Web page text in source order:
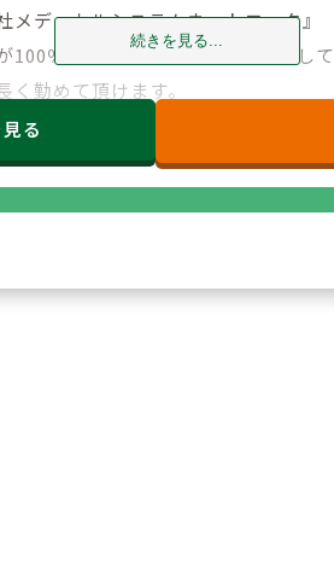
メディカルシステムネットワーク』
100％出資しており、今後も安心して
く勤めて頂けます。
続きを見る...
る